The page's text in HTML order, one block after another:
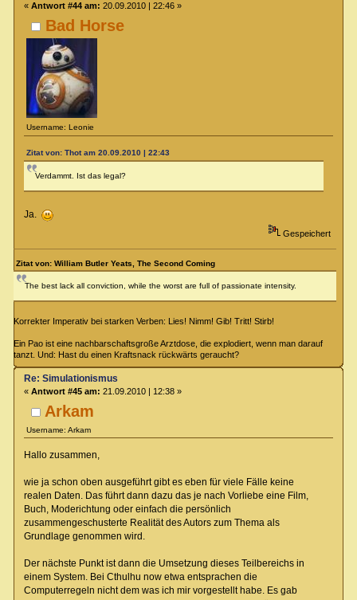
Bad Horse
Username: Leonie
« Antwort #44 am: 20.09.2010 | 22:46 »
Zitat von: Thot am 20.09.2010 | 22:43
Verdammt. Ist das legal?
Ja.
Gespeichert
Zitat von: William Butler Yeats, The Second Coming
The best lack all conviction, while the worst are full of passionate intensity.
Korrekter Imperativ bei starken Verben: Lies! Nimm! Gib! Tritt! Stirb!
Ein Pao ist eine nachbarschaftsgroße Arztdose, die explodiert, wenn man darauf
tanzt. Und: Hast du einen Kraftsnack rückwärts geraucht?
Arkam
Username: Arkam
Re: Simulationismus
« Antwort #45 am: 21.09.2010 | 12:38 »
Hallo zusammen,
wie ja schon oben ausgeführt gibt es eben für viele Fälle keine
realen Daten. Das führt dann dazu das je nach Vorliebe eine Film,
Buch, Moderichtung oder einfach die persönlich
zusammengeschusterte Realität des Autors zum Thema als
Grundlage genommen wird.
Der nächste Punkt ist dann die Umsetzung dieses Teilbereichs in
einem System. Bei Cthulhu now etwa entsprachen die
Computerregeln nicht dem was ich mir vorgestellt habe. Es gab